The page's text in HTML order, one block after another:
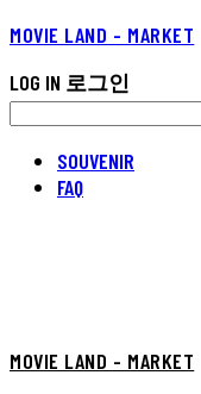
MOVIE LAND - MARKET
LOG IN 로그인
SOUVENIR
FAQ
MOVIE LAND - MARKET